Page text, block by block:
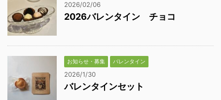
2026/02/06
2026バレンタイン チョコ
お知らせ・募集 バレンタイン
2026/1/30
バレンタインセット